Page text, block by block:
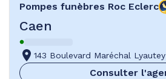
Pompes funèbres Roc Eclerc
Caen
143 Boulevard Maréchal Lyautey
Consulter